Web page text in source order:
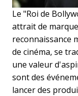
Le "Roi de
attrait de
reconnaissance
de cinéma, se
une valeur
sont des
lancer des